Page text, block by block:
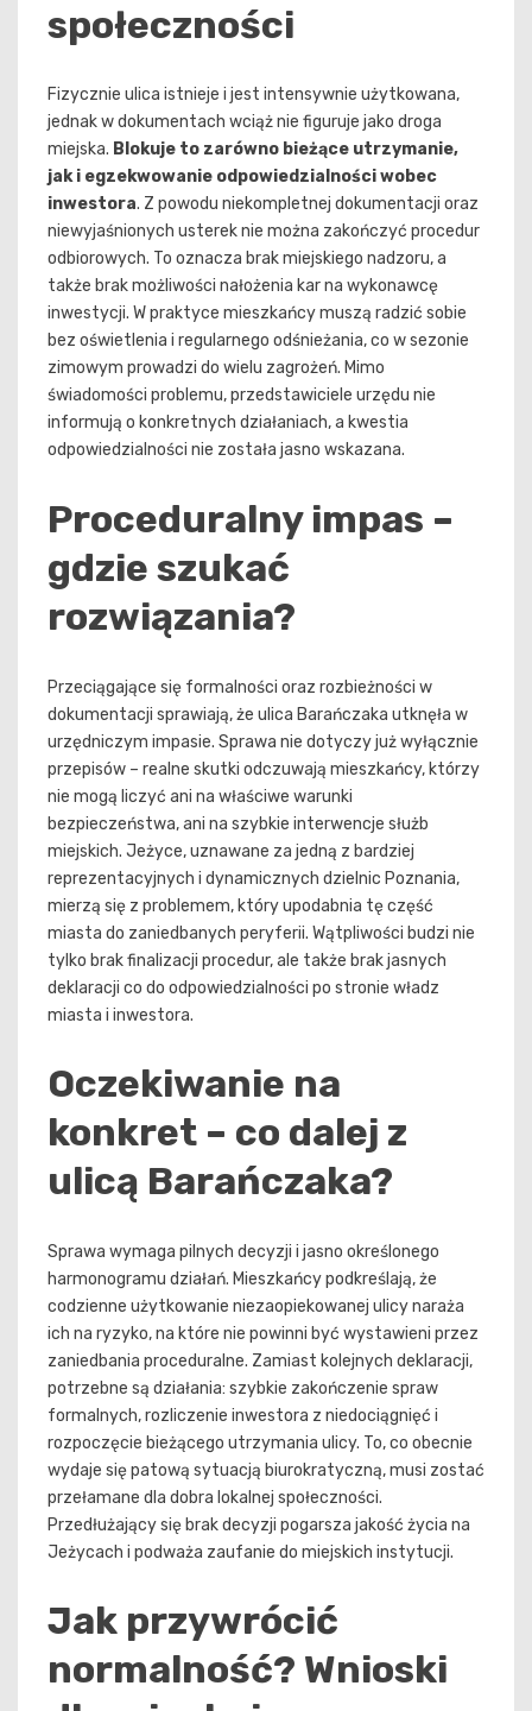
społeczności
Fizycznie ulica istnieje i jest intensywnie użytkowana,
jednak w dokumentach wciąż nie figuruje jako droga
miejska. Blokuje to zarówno bieżące utrzymanie,
jak i egzekwowanie odpowiedzialności wobec
inwestora. Z powodu niekompletnej dokumentacji oraz
niewyjaśnionych usterek nie można zakończyć procedur
odbiorowych. To oznacza brak miejskiego nadzoru, a
także brak możliwości nałożenia kar na wykonawcę
inwestycji. W praktyce mieszkańcy muszą radzić sobie
bez oświetlenia i regularnego odśnieżania, co w sezonie
zimowym prowadzi do wielu zagrożeń. Mimo
świadomości problemu, przedstawiciele urzędu nie
informują o konkretnych działaniach, a kwestia
odpowiedzialności nie została jasno wskazana.
Proceduralny impas –
gdzie szukać
rozwiązania?
Przeciągające się formalności oraz rozbieżności w
dokumentacji sprawiają, że ulica Barańczaka utknęła w
urzędniczym impasie. Sprawa nie dotyczy już wyłącznie
przepisów – realne skutki odczuwają mieszkańcy, którzy
nie mogą liczyć ani na właściwe warunki
bezpieczeństwa, ani na szybkie interwencje służb
miejskich. Jeżyce, uznawane za jedną z bardziej
reprezentacyjnych i dynamicznych dzielnic Poznania,
mierzą się z problemem, który upodabnia tę część
miasta do zaniedbanych peryferii. Wątpliwości budzi nie
tylko brak finalizacji procedur, ale także brak jasnych
deklaracji co do odpowiedzialności po stronie władz
miasta i inwestora.
Oczekiwanie na
konkret – co dalej z
ulicą Barańczaka?
Sprawa wymaga pilnych decyzji i jasno określonego
harmonogramu działań. Mieszkańcy podkreślają, że
codzienne użytkowanie niezaopiekowanej ulicy naraża
ich na ryzyko, na które nie powinni być wystawieni przez
zaniedbania proceduralne. Zamiast kolejnych deklaracji,
potrzebne są działania: szybkie zakończenie spraw
formalnych, rozliczenie inwestora z niedociągnięć i
rozpoczęcie bieżącego utrzymania ulicy. To, co obecnie
wydaje się patową sytuacją biurokratyczną, musi zostać
przełamane dla dobra lokalnej społeczności.
Przedłużający się brak decyzji pogarsza jakość życia na
Jeżycach i podważa zaufanie do miejskich instytucji.
Jak przywrócić
normalność? Wnioski